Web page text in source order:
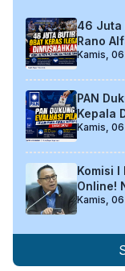
46 Juta
Rano
Kamis,
PAN
Kepala
Kamis,
Komisi I
Online!
Kamis,